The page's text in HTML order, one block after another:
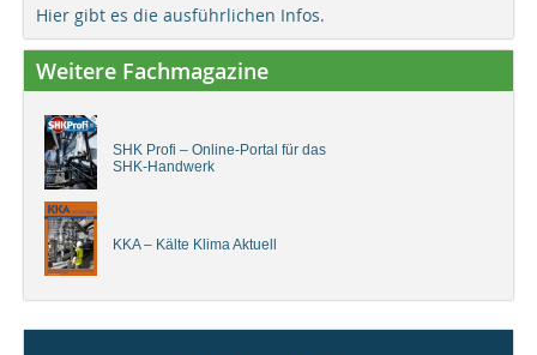
Hier gibt es die ausführlichen Infos.
Weitere Fachmagazine
SHK Profi – Online-Portal für das
SHK-Handwerk
KKA – Kälte Klima Aktuell